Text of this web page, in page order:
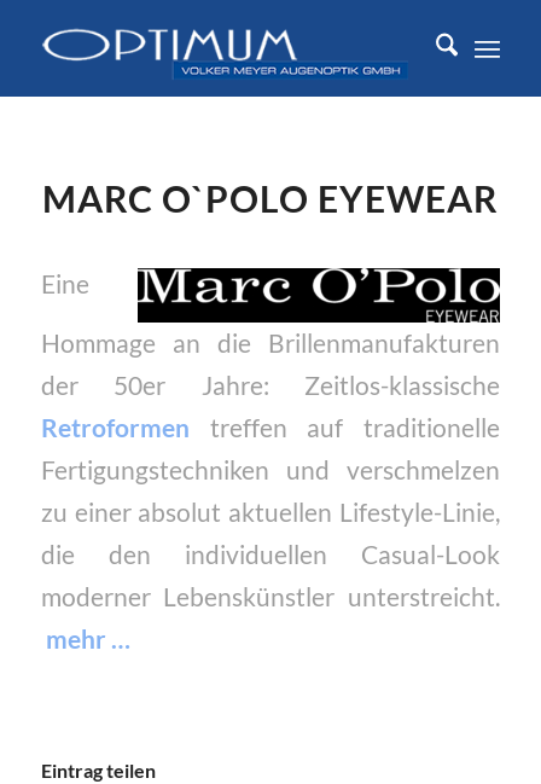
MARC O`POLO EYEWEAR
Eine
Hommage an die Brillenmanufakturen
der 50er Jahre: Zeitlos-klassische
Retroformen treffen auf traditionelle
Fertigungstechniken und verschmelzen
zu einer absolut aktuellen Lifestyle-Linie,
die den individuellen Casual-Look
moderner Lebenskünstler unterstreicht.
mehr …
Eintrag teilen